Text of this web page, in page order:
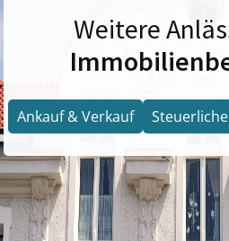
Weitere
Ankauf & Verkauf